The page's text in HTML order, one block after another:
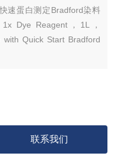
速蛋白测定Bradford染料
Dye Reagent，1L，
Quick Start Bradford
联系我们